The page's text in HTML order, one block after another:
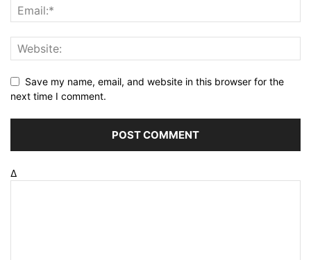
Save my name, email, and website in this browser for the
next time I comment.
Δ